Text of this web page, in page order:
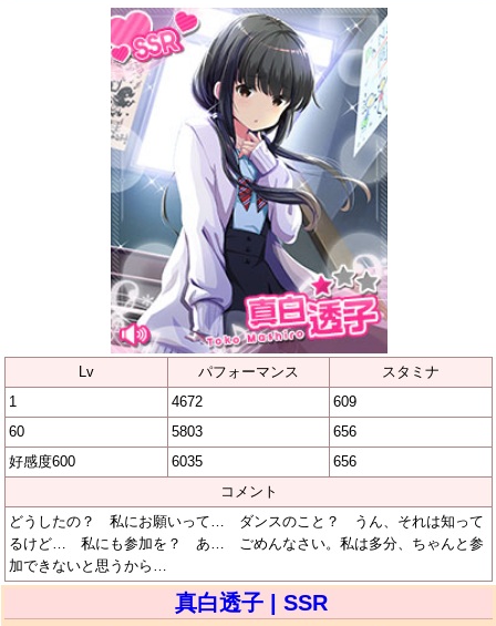
Lv パフォーマンス
スタミナ
1
4672
609
60
5803
656
好感度600
6035
656
コメント
どうしたの？ 私にお願いって… ダンスのこと？ うん、それは知って
るけど… 私にも参加を？ あ… ごめんなさい。私は多分、ちゃんと参
加できないと思うから…
真白透子 | SSR